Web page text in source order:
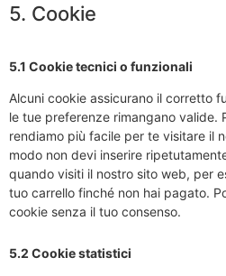
5. Cookie
5.1 Cookie tecnici o funzionali
Alcuni cookie assicurano il corretto
le tue preferenze rimangano valide.
rendiamo più facile per te visitare il
modo non devi inserire
quando visiti il nostro sito web, per
tuo carrello finché non hai pagato.
cookie senza il tuo consenso.
5.2 Cookie statistici